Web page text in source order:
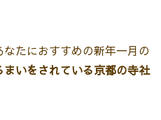
たにおすすめの新年一月の
いをされている京都の寺社